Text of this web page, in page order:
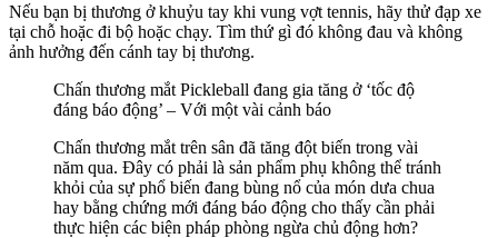
Nếu bạn bị thương ở khuỷu tay khi vung vợt tennis, hãy thử đạp xe
tại chỗ hoặc đi bộ hoặc chạy. Tìm thứ gì đó không đau và không
ảnh hưởng đến cánh tay bị thương.
Chấn thương mắt Pickleball đang gia tăng ở ‘tốc độ
đáng báo động’ – Với một vài cảnh báo
Chấn thương mắt trên sân đã tăng đột biến trong vài
năm qua. Đây có phải là sản phẩm phụ không thể tránh
khỏi của sự phổ biến đang bùng nổ của món dưa chua
hay bằng chứng mới đáng báo động cho thấy cần phải
thực hiện các biện pháp phòng ngừa chủ động hơn?